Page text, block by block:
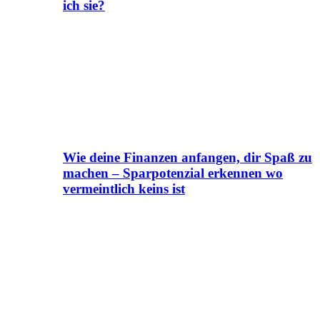
ich sie?
Wie deine Finanzen anfangen, dir Spaß zu
machen – Sparpotenzial erkennen wo
vermeintlich keins ist